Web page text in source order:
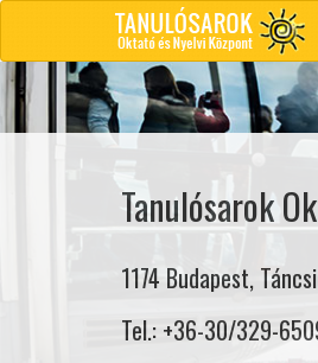
Tanulósarok
1174 Budapest,
Tel.: +36-30/329-